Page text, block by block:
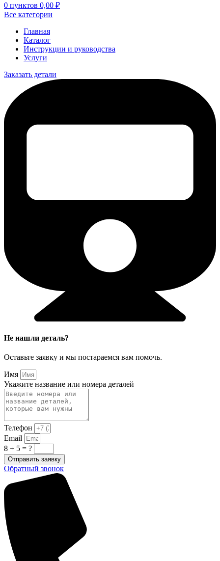
0 пунктов 0,00 ₽
Все категории
Главная
Каталог
Инструкции и руководства
Услуги
Заказать детали
Не нашли деталь?
Оставьте заявку и мы постараемся вам помочь.
Имя
Укажите название или номера деталей
Телефон
Email
8 + 5 = ?
Отправить заявку
Обратный звонок